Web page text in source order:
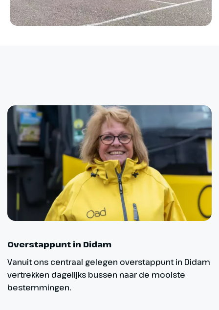
Overstappunt in Didam
Vanuit ons centraal gelegen overstappunt in Didam
vertrekken dagelijks bussen naar de mooiste
bestemmingen.